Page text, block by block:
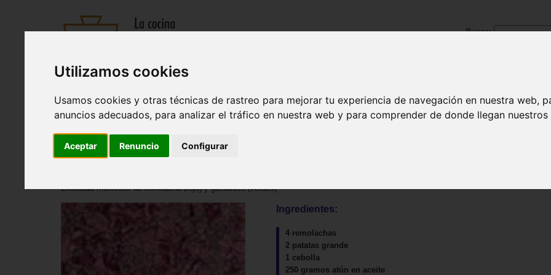
Utilizamos cookies
Usamos cookies y otras técnicas de rastreo para mejorar tu experiencia de navegación en nuestra web,
anuncios adecuados, para analizar el tráfico en nuestra web y para comprender de donde llegan nuestros
Aceptar Renuncio Configurar
Busca:
Entrantes |Sopas y cremas|Pastas y arroces |Ensaladas|Pescados y mariscos| Carnes y aves|Postres|Bebida
Ensalada de remolacha y atún
Ensalada multicolor de remolacha (roja) y guisantes (verdes)
Ingredientes:
4 remolachas
2 patatas grande
1 cebolla
250 gramos atún en aceite